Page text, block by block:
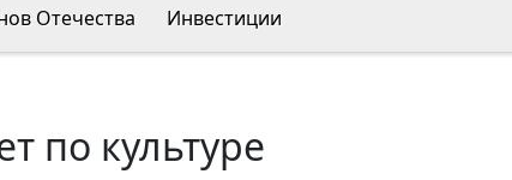
Отечества Инвестиции
по культуре